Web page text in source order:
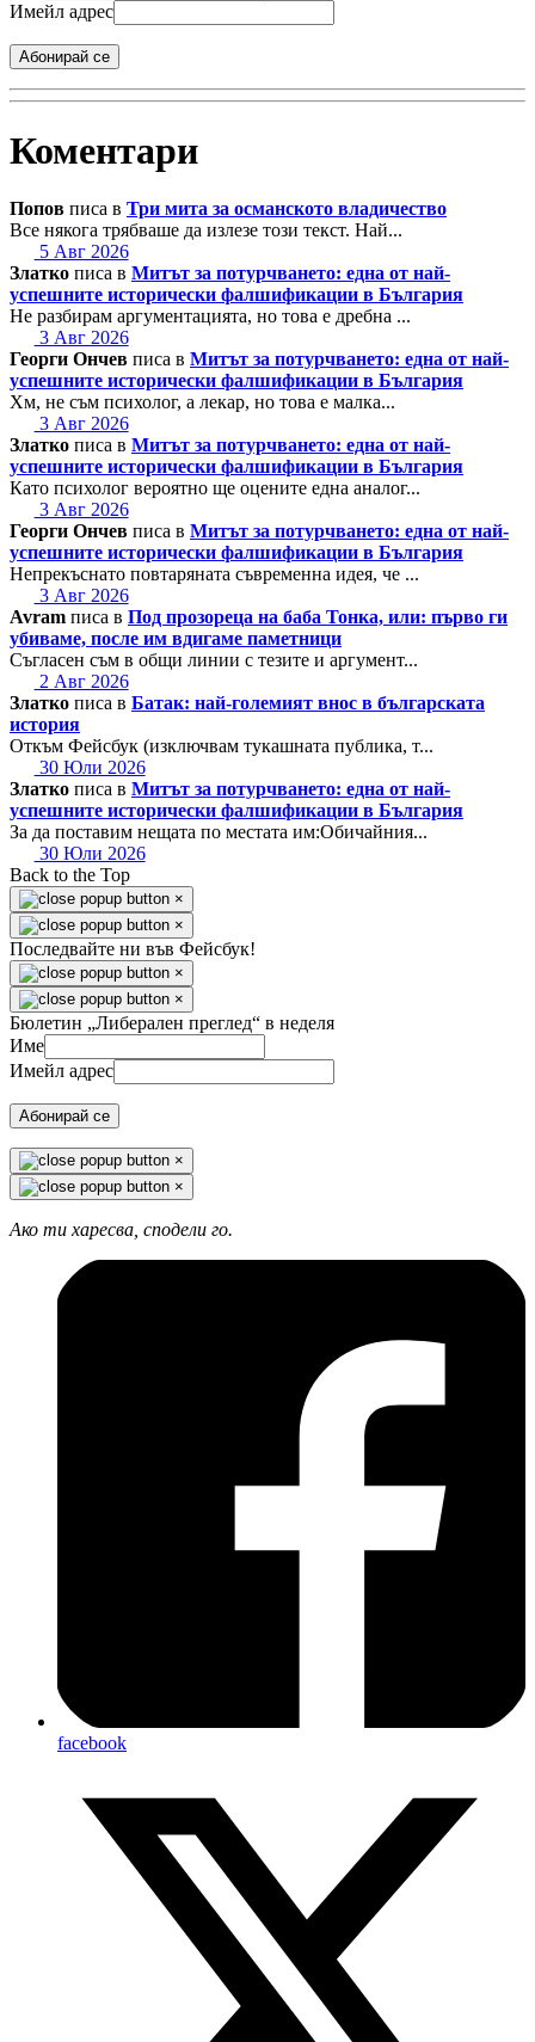
Имейл адрес
Абонирай се
Коментари
Попов писа в Три мита за османското владичество
Все някога трябваше да излезе този текст. Най...
5 Авг 2026
Златко писа в Митът за потурчването: една от най-
успешните исторически фалшификации в България
Не разбирам аргументацията, но това е дребна ...
3 Авг 2026
Георги Ончев писа в Митът за потурчването: една от най-
успешните исторически фалшификации в България
Хм, не съм психолог, а лекар, но това е малка...
3 Авг 2026
Златко писа в Митът за потурчването: една от най-
успешните исторически фалшификации в България
Като психолог вероятно ще оцените една аналог...
3 Авг 2026
Георги Ончев писа в Митът за потурчването: една от най-
успешните исторически фалшификации в България
Непрекъснато повтаряната съвременна идея, че ...
3 Авг 2026
Avram писа в Под прозореца на баба Тонка, или: първо ги
убиваме, после им вдигаме паметници
Съгласен съм в общи линии с тезите и аргумент...
2 Авг 2026
Златко писа в Батак: най-големият внос в българската
история
Откъм Фейсбук (изключвам тукашната публика, т...
30 Юли 2026
Златко писа в Митът за потурчването: една от най-
успешните исторически фалшификации в България
За да поставим нещата по местата им:Обичайния...
30 Юли 2026
Back to the Top
×
×
Последвайте ни във Фейсбук!
×
×
Бюлетин „Либерален преглед“ в неделя
Име
Имейл адрес
Абонирай се
×
×
Ако ти харесва, сподели го.
facebook